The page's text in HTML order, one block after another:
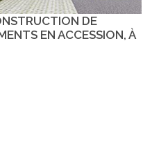
DE
EN ACCESSION, À